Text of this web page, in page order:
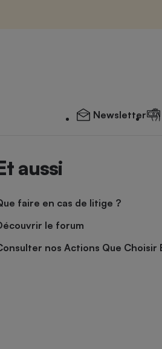
Newsletter
aussi
faire en cas de litige ?
le forum
nos Actions Que Choisir